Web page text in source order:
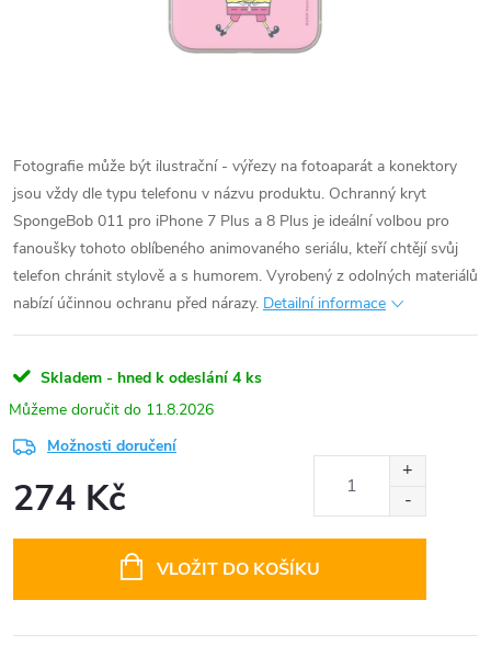
Fotografie může být ilustrační - výřezy na fotoaparát a konektory
jsou vždy dle typu telefonu v názvu produktu. Ochranný kryt
SpongeBob 011 pro iPhone 7 Plus a 8 Plus je ideální volbou pro
fanoušky tohoto oblíbeného animovaného seriálu, kteří chtějí svůj
telefon chránit stylově a s humorem. Vyrobený z odolných materiálů
nabízí účinnou ochranu před nárazy. Detailní informace
Skladem - hned k odeslání 4 ks
11.8.2026
Možnosti doručení
274 Kč
VLOŽIT DO KOŠÍKU